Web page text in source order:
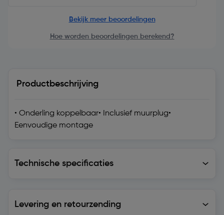
Bekijk meer beoordelingen
Hoe worden beoordelingen berekend?
Productbeschrijving
• Onderling koppelbaar• Inclusief muurplug•
Eenvoudige montage
Technische specificaties
Levering en retourzending